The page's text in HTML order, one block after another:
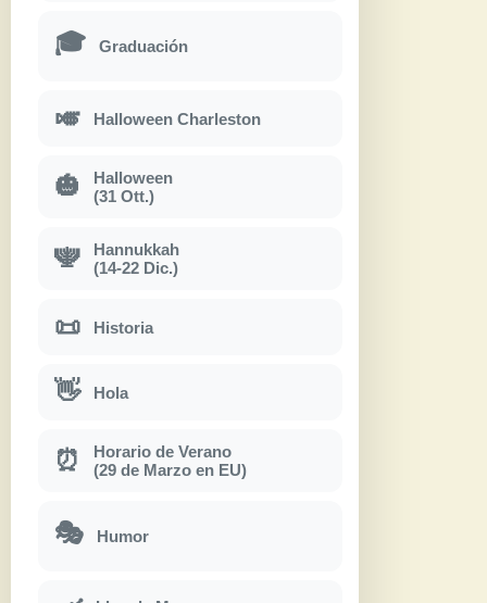
🎓 Graduación
🎺 Halloween Charleston
🎃
Halloween
(31 Ott.)
🕎
Hannukkah
(14-22 Dic.)
📜 Historia
👋 Hola
⏰
Horario de Verano
(29 de Marzo en EU)
🎭 Humor